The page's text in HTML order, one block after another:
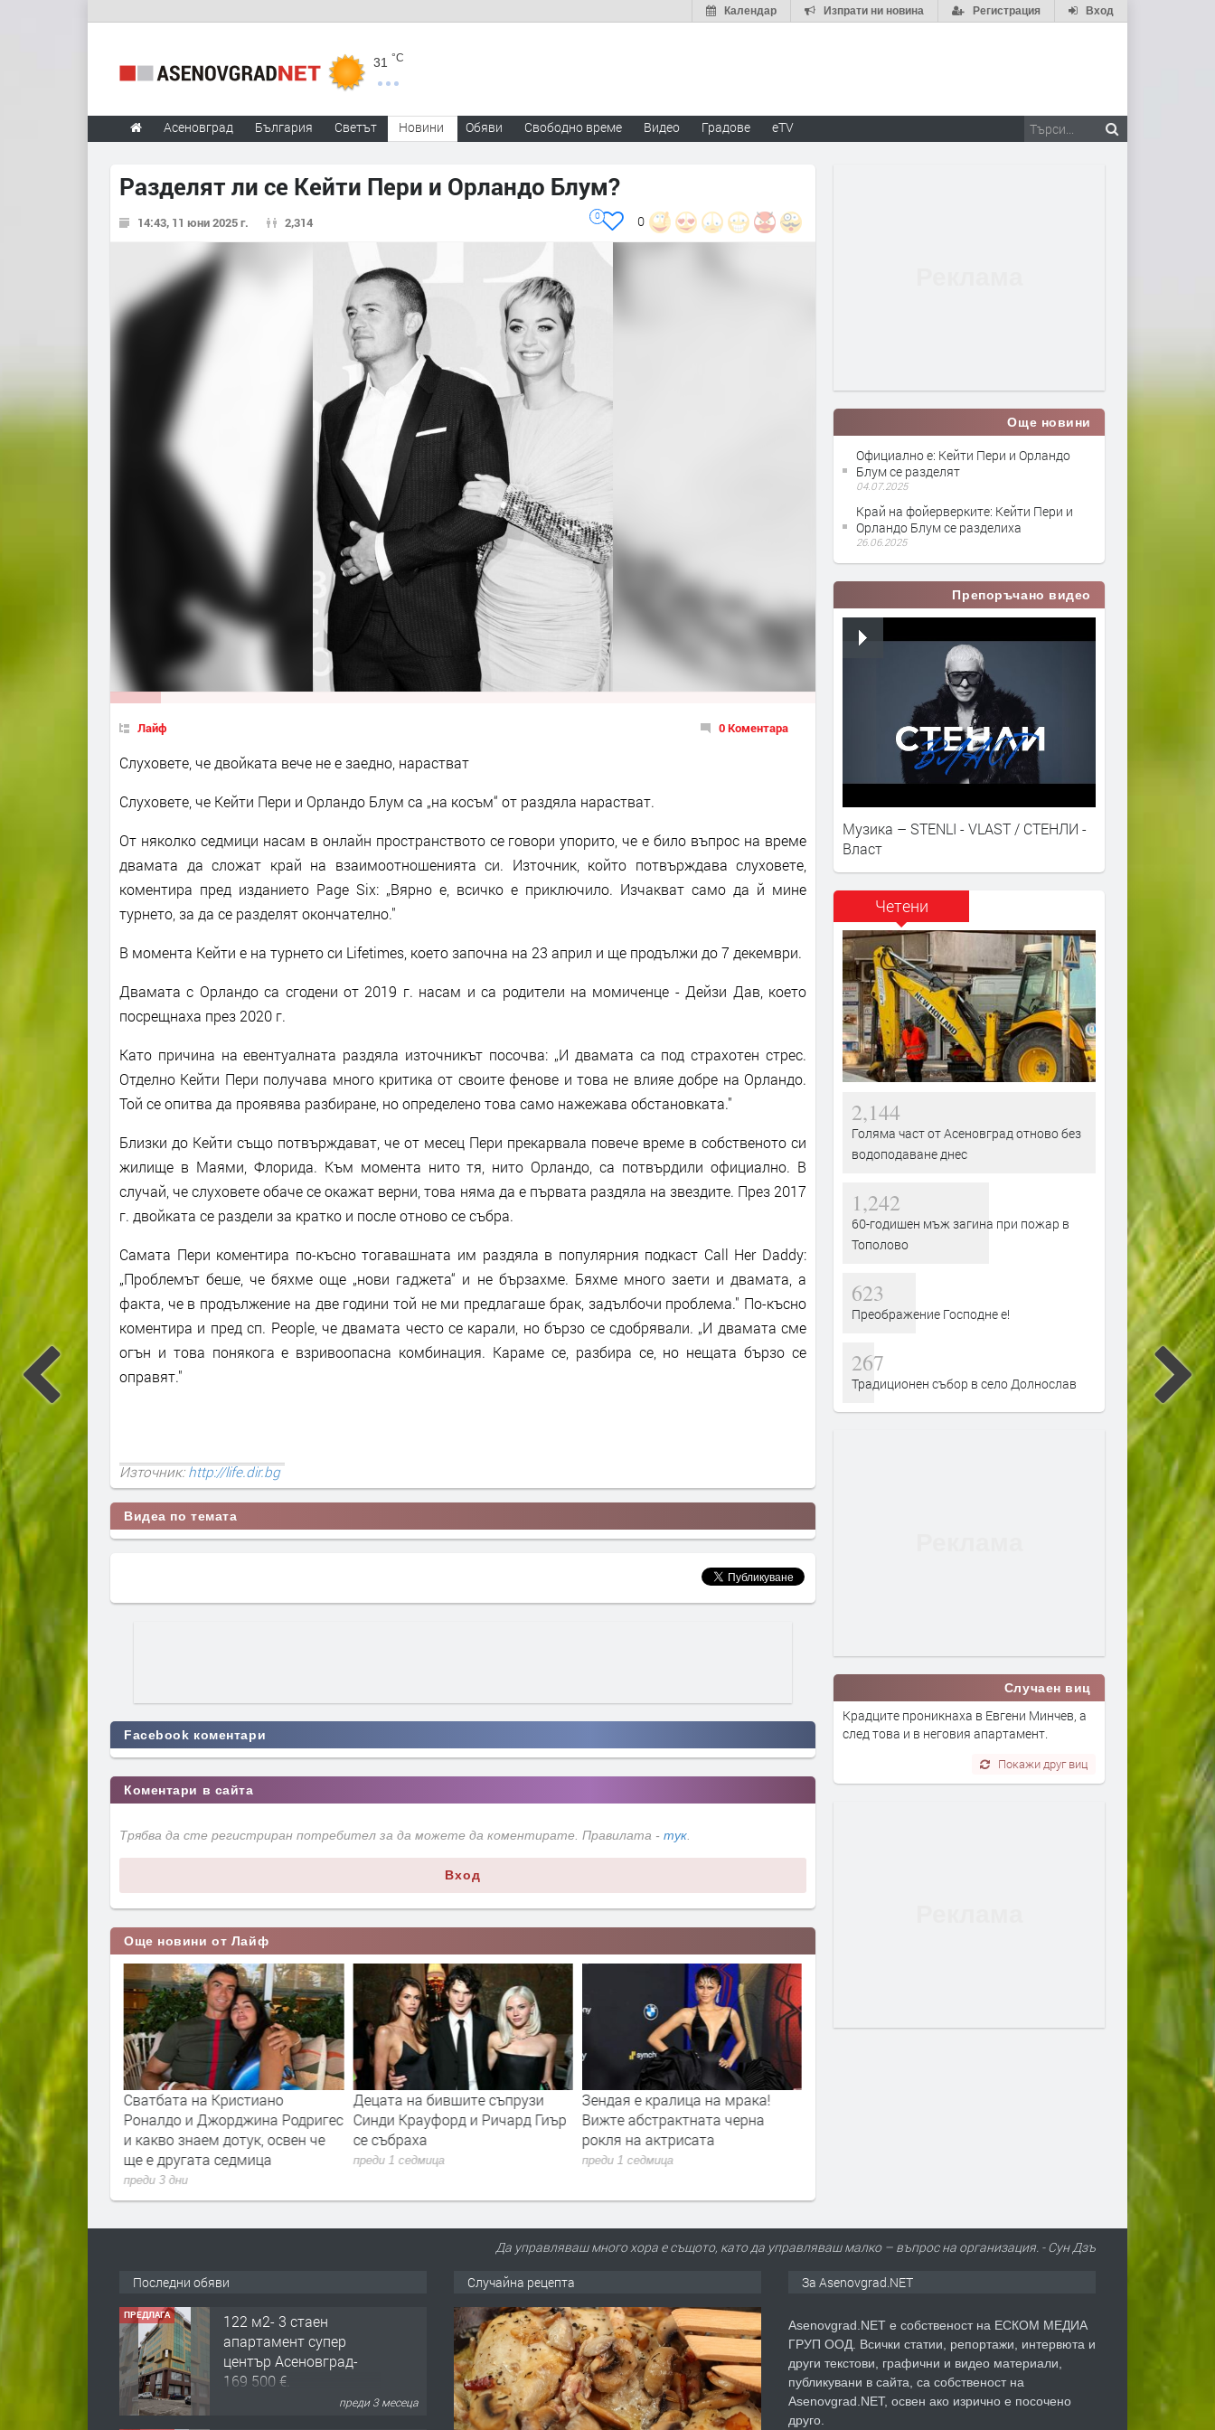
Вход
Регистрация
Изпрати ни новина
Календар
31 °C
Асеновград България Светът Новини Обяви Свободно време Видео Градове eTV
Разделят ли се Кейти Пери и Орландо Блум?
14:43, 11 юни 2025 г. 2,314 0
0
Лайф 0 Коментара
Слуховете, че двойката вече не е заедно, нарастват
Слуховете, че Кейти Пери и Орландо Блум са „на косъм“ от раздяла нарастват.
От няколко седмици насам в онлайн пространството се говори упорито, че е било въпрос на време
двамата да сложат край на взаимоотношенията си. Източник, който потвърждава слуховете,
коментира пред изданието Page Six: „Вярно е, всичко е приключило. Изчакват само да й мине
турнето, за да се разделят окончателно."
В момента Кейти е на турнето си Lifetimes, което започна на 23 април и ще продължи до 7 декември.
Двамата с Орландо са сгодени от 2019 г. насам и са родители на момиченце - Дейзи Дав, което
посрещнаха през 2020 г.
Като причина на евентуалната раздяла източникът посочва: „И двамата са под страхотен стрес.
Отделно Кейти Пери получава много критика от своите фенове и това не влияе добре на Орландо.
Той се опитва да проявява разбиране, но определено това само нажежава обстановката."
Близки до Кейти също потвърждават, че от месец Пери прекарвала повече време в собственото си
жилище в Маями, Флорида. Към момента нито тя, нито Орландо, са потвърдили официално. В
случай, че слуховете обаче се окажат верни, това няма да е първата раздяла на звездите. През 2017
г. двойката се раздели за кратко и после отново се събра.
Самата Пери коментира по-късно тогавашната им раздяла в популярния подкаст Call Her Daddy:
„Проблемът беше, че бяхме още „нови гаджета“ и не бързахме. Бяхме много заети и двамата, а
факта, че в продължение на две години той не ми предлагаше брак, задълбочи проблема." По-късно
коментира и пред сп. People, че двамата често се карали, но бързо се сдобрявали. „И двамата сме
огън и това понякога е взривоопасна комбинация. Караме се, разбира се, но нещата бързо се
оправят."
Източник:http://life.dir.bg
Видеа по темата
Facebook коментари
Коментари в сайта
Трябва да сте регистриран потребител за да можете да коментирате. Правилата - тук.
Вход
Още новини от Лайф
показа кадри
колежа
Сватбата на Кристиано
Роналдо и Джорджина Родригес
и какво знаем дотук, освен че
ще е другата седмица
преди 3 дни
Децата на бившите съпрузи
Синди Крауфорд и Ричард Гиър
се събраха
преди 1 седмица
Зендая е кралица на мрака!
Вижте абстрактната черна
рокля на актрисата
преди 1 седмица
Trend report: сутиени на
Още новини
Официално е: Кейти Пери и Орландо
Блум се разделят
04.07.2025
Край на фойерверките: Кейти Пери и
Орландо Блум се разделиха
26.06.2025
Препоръчано видео
Музика – STENLI - VLAST / СТЕНЛИ -
Власт
Четени
2,144
Голяма част от Асеновград отново без
водоподаване днес
1,242
60-годишен мъж загина при пожар в
Тополово
623
Преображение Господне е!
267
Традиционен събор в село Долнослав
Случаен виц
Крадците проникнаха в Евгени Минчев, а
след това и в неговия апартамент.
Покажи друг виц
Да управляваш много хора е същото, като да управляваш малко – въпрос на организация. - Сун Дзъ
Последни обяви
ПРЕДЛАГА
122 м2- 3 стаен
апартамент супер
център Асеновград-
169 500 €.
преди 3 месеца
Случайна рецепта За Asenovgrad.NET
Asenovgrad.NET е собственост на ЕСКОМ МЕДИА
ГРУП ООД. Всички статии, репортажи, интервюта и
други текстови, графични и видео материали,
публикувани в сайта, са собственост на
Asenovgrad.NET, освен ако изрично е посочено
друго.